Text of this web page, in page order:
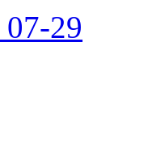
07-29